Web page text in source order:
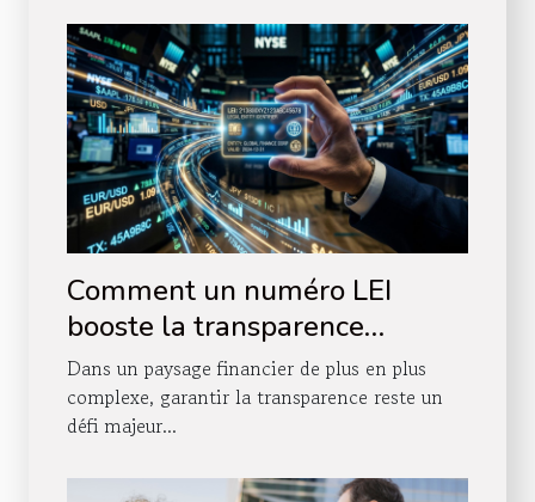
Comment un numéro LEI
booste la transparence
financière ?
Dans un paysage financier de plus en plus
complexe, garantir la transparence reste un
défi majeur...